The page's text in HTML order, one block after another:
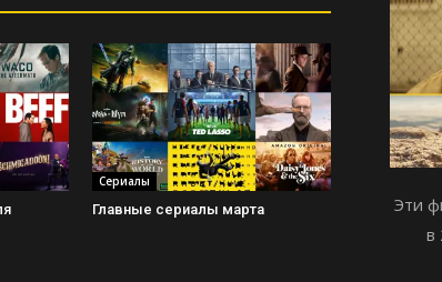
Сериалы
Главные сериалы марта
Эти
в